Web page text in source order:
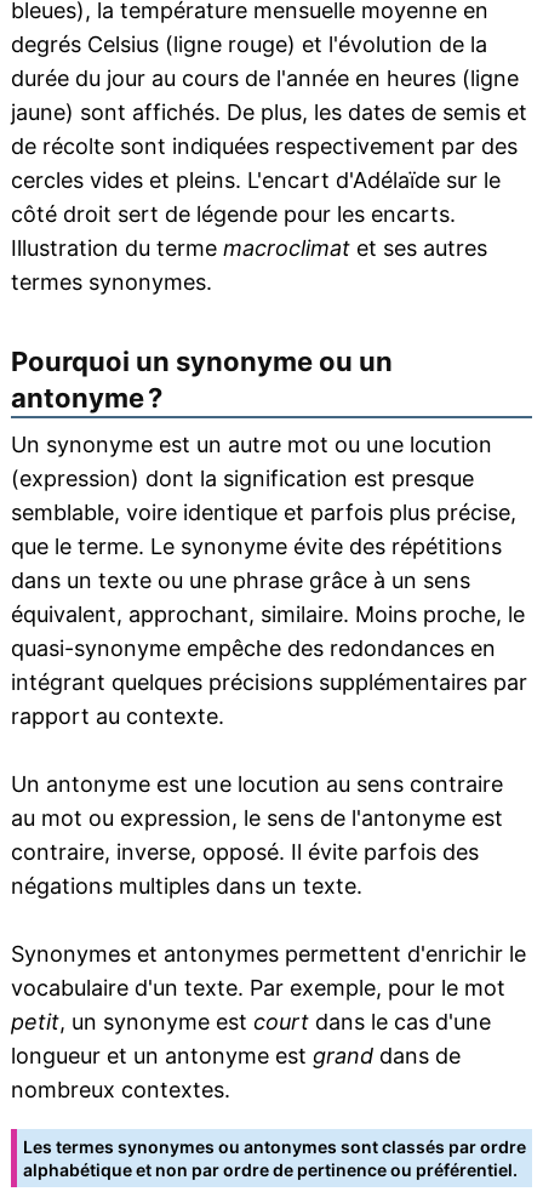
bleues), la température mensuelle moyenne en
degrés Celsius (ligne rouge) et l'évolution de la
durée du jour au cours de l'année en heures (ligne
jaune) sont affichés. De plus, les dates de semis et
de récolte sont indiquées respectivement par des
cercles vides et pleins. L'encart d'Adélaïde sur le
côté droit sert de légende pour les encarts.
Illustration du terme macroclimatet ses autres
termes synonymes.
Pourquoi un synonyme ou un
antonyme ?
Un synonyme est un autre mot ou une locution
(expression) dont la signification est presque
semblable, voire identique et parfois plus précise,
que le terme. Le synonyme évite des répétitions
dans un texte ou une phrase grâce à un sens
équivalent, approchant, similaire. Moins proche, le
quasi-synonyme empêche des redondances en
intégrant quelques précisions supplémentaires par
rapport au contexte.
Un antonyme est une locution au sens contraire
au mot ou expression, le sens de l'antonyme est
contraire, inverse, opposé. Il évite parfois des
négations multiples dans un texte.
Synonymes et antonymes permettent d'enrichir le
vocabulaire d'un texte. Par exemple, pour le mot
petit, un synonyme est courtdans le cas d'une
longueur et un antonyme est granddans de
nombreux contextes.
Les termes synonymes ou antonymes sont classés par ordre
alphabétique et non par ordre de pertinence ou préférentiel.